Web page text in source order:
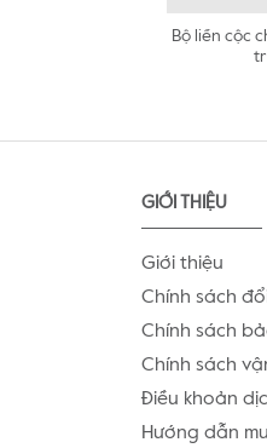
Bộ liền cộc
GIỚI THIỆU
Giới thiệu
Chính sách
Chính sách
Chính sách
Điều khoản
Hướng dẫn